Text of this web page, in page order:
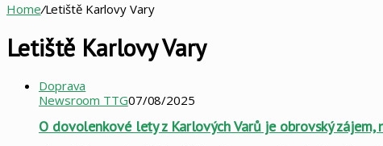
Home/Letiště Karlovy Vary
Letiště Karlovy Vary
Doprava
Newsroom TTG07/08/2025
O dovolenkové lety z Karlových Varů je obrovský